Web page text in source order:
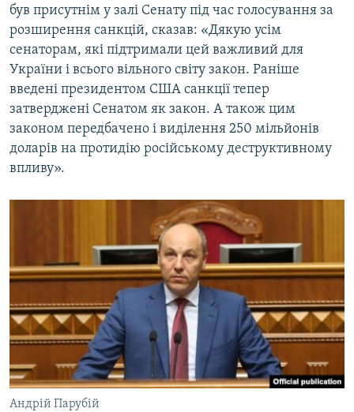
був присутнім у залі Сенату під час голосування за
розширення санкцій, сказав: «Дякую усім
сенаторам, які підтримали цей важливий для
України і всього вільного світу закон. Раніше
введені президентом США санкції тепер
затверджені Сенатом як закон. А також цим
законом передбачено і виділення 250 мільйонів
доларів на протидію російському деструктивному
впливу».
Андрій Парубій